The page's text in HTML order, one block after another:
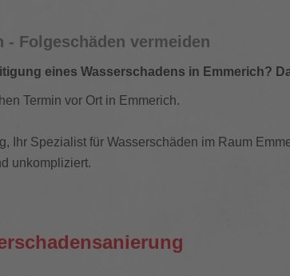
Folgeschäden vermeiden
eines Wasserschadens in Emmerich?
Termin vor Ort in Emmerich.
Ihr Spezialist für Wasserschäden im Raum
unkompliziert.